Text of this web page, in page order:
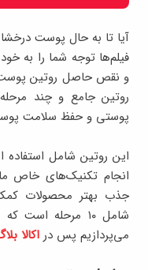
آیا تا به حال پوست
فیلم‌ها توجه شما را به
و نقص حاصل روتین
روتین جامع و چند
پوستی و حفظ سلامت
این روتین شامل
انجام تکنیک‌های خاص
جذب بهتر محصولات
شامل ۱۰ مرحله
می‌پردازیم پس در اکالا